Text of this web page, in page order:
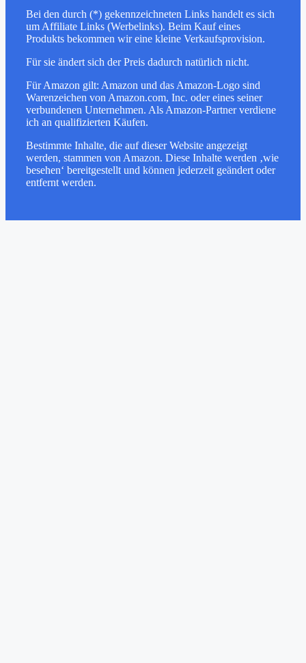
Bei den durch (*) gekennzeichneten Links handelt es sich
um Affiliate Links (Werbelinks). Beim Kauf eines
Produkts bekommen wir eine kleine Verkaufsprovision.
Für sie ändert sich der Preis dadurch natürlich nicht.
Für Amazon gilt: Amazon und das Amazon-Logo sind
Warenzeichen von Amazon.com, Inc. oder eines seiner
verbundenen Unternehmen. Als Amazon-Partner verdiene
ich an qualifizierten Käufen.
Bestimmte Inhalte, die auf dieser Website angezeigt
werden, stammen von Amazon. Diese Inhalte werden ‚wie
besehen‘ bereitgestellt und können jederzeit geändert oder
entfernt werden.